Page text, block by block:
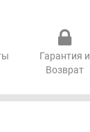
Гарантия и
Возврат